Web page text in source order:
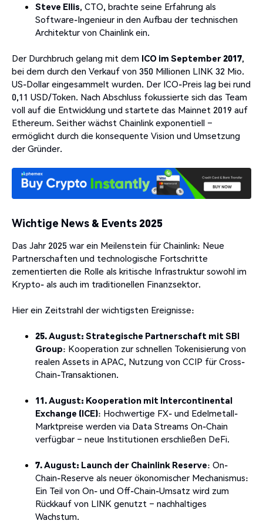
Steve Ellis, CTO, brachte seine Erfahrung als
Software-Ingenieur in den Aufbau der technischen
Architektur von Chainlink ein.
Der Durchbruch gelang mit dem ICO im September 2017,
bei dem durch den Verkauf von 350 Millionen LINK 32 Mio.
US-Dollar eingesammelt wurden. Der ICO-Preis lag bei rund
0,11 USD/Token. Nach Abschluss fokussierte sich das Team
voll auf die Entwicklung und startete das Mainnet 2019 auf
Ethereum. Seither wächst Chainlink exponentiell –
ermöglicht durch die konsequente Vision und Umsetzung
der Gründer.
Wichtige News & Events 2025
Das Jahr 2025 war ein Meilenstein für Chainlink: Neue
Partnerschaften und technologische Fortschritte
zementierten die Rolle als kritische Infrastruktur sowohl im
Krypto- als auch im traditionellen Finanzsektor.
Hier ein Zeitstrahl der wichtigsten Ereignisse:
25. August: Strategische Partnerschaft mit SBI
Group: Kooperation zur schnellen Tokenisierung von
realen Assets in APAC, Nutzung von CCIP für Cross-
Chain-Transaktionen.
11. August: Kooperation mit Intercontinental
Exchange (ICE): Hochwertige FX- und Edelmetall-
Marktpreise werden via Data Streams On-Chain
verfügbar – neue Institutionen erschließen DeFi.
7. August: Launch der Chainlink Reserve: On-
Chain-Reserve als neuer ökonomischer Mechanismus:
Ein Teil von On- und Off-Chain-Umsatz wird zum
Rückkauf von LINK genutzt – nachhaltiges
Wachstum.